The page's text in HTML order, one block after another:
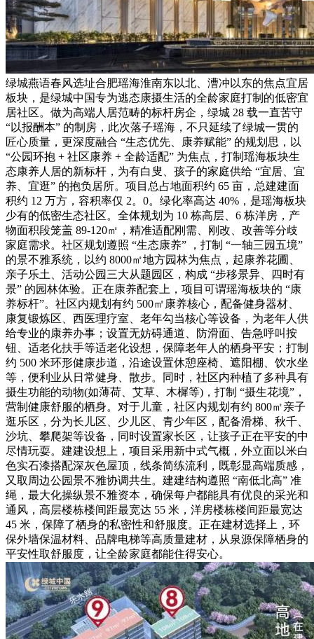
绿城燕语春风选址合肥瑶海淮南东以北、漕冲以东的焦点宜居
板块，是绿城中国专为逃态康摄生活的全龄家庭打制的低密宜
居社区。做为高端人居范畴的标杆房企，绿城 28 载一直苦守
“以报酬本” 的制房，此次落子瑶海，不只延续了绿城一贯的
匠心质量，更深度融合 “生态优先、康养赋能” 的规划思，以
“公园环抱 + 社区康养 + 全龄适配” 为焦点，打制瑶海板块生
态康养人居的新标杆，为有白叟、孩子的家庭供给 “宜居、宜
养、宜逛” 的抱负居所。项目总占地面积约 65 亩，总建建面
积约 12 万方，容积率仅 2。0。绿化率高达 40%，是瑶海板块
少有的低密生态社区。全体规划为 10 栋高层、6 栋洋房，产
物面积段笼盖 89-120㎡，精准适配刚需、刚改、改善等分歧
家庭需求。社区规划遵照 “生态康养” ，打制 “一轴三园五境”
的景不雅系统，以约 8000㎡地方园林为焦点，起康养花圃、
亲子乐土、活动公园三大从题园区，构成 “步移景异、四时有
景” 的园林体验。正在康养配套上，项目可谓瑶海板块的 “康
养标杆”。社区内规划有约 500㎡康养核心，配备健身器材、
康复锻炼区、西医理疗室、老年勾当核心等设备，为老年人供
给专业的康养办事；设置无妨碍通道、防滑面、告急呼叫按
钮、适老化扶手等适老化设想，保障老年人的栖身平安；打制
约 500 米环形健康步道，沿途设置休憩座椅、遮阳棚、饮水坐
等，便利业从日常健身、散步。同时，社区内种植了多种具有
摄生功能的动物(如薄荷、艾草、木樨等)，打制 “摄生花境”，
营制健康舒服的栖身。对于儿童，社区内规划有约 800㎡亲子
逛乐区，分为长儿区、少儿区、青少年区，配备滑梯、秋千、
沙坑、攀爬架等设备，同时设置家长区，让孩子正在平安的中
尽情玩耍。建建设想上，项目采用新中式气概，外立面以米白
色实石漆搭配深灰色屋顶，线条简练流利，既彰显高端质感，
又取周边公园景不雅协调共生。建建结构遵照 “南低北高” 准
绳，最大化操纵景不雅资本，确保每户都能具有优良的采光和
通风，高层楼栋楼间距最宽达 55 米，洋房楼栋楼间距最宽达
45 米，保障了栖身的私密性和舒服度。正在建材选择上，环
保外墙保温材料、品牌电梯等高质量建材，从泉源保障栖身的
平安性取舒服度，让全龄家庭都能住得安心。